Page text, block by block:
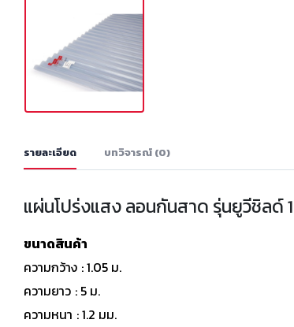
รายละเอียด บทวิจารณ์ (0)
แผ่นโปร่งแสง ลอนกันสาด รุ่นยูวีชิลด์
ขนาดสินค้า
ความกว้าง : 1.05 ม.
ความยาว : 5 ม.
ความหนา : 1.2 มม.